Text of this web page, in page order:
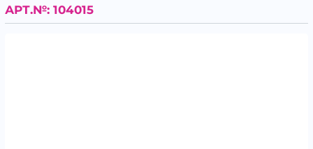
АРТ.№: 104015